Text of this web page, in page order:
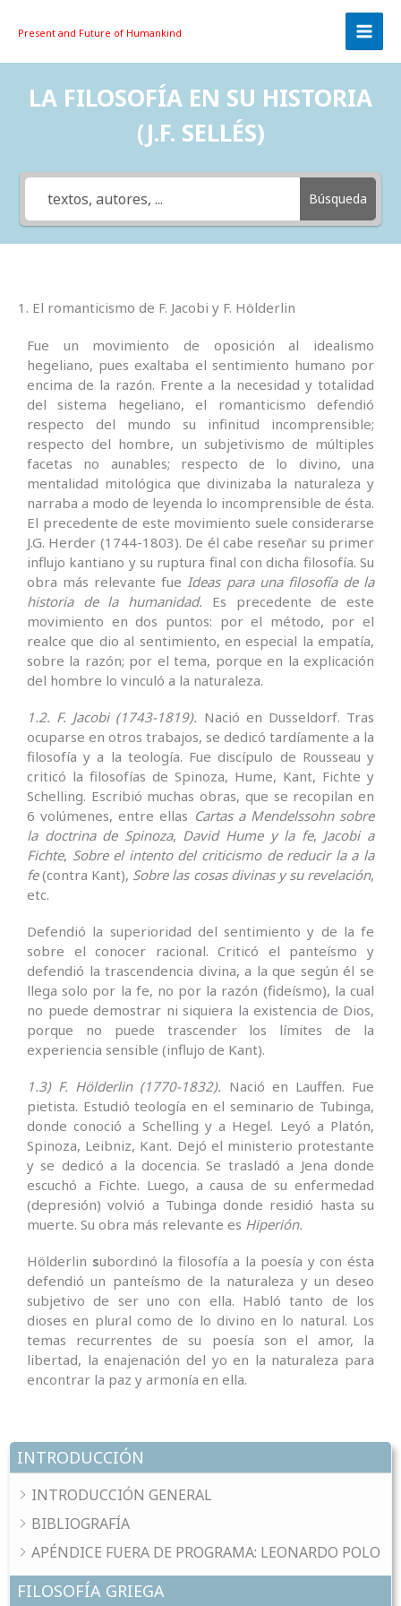
Present and Future of Humankind
LA FILOSOFÍA EN SU HISTORIA
(J.F. SELLÉS)
Búsqueda
INTRODUCCIÓN
INTRODUCCIÓN GENERAL
BIBLIOGRAFÍA
APÉNDICE FUERA DE PROGRAMA: LEONARDO POLO
FILOSOFÍA GRIEGA
1. El romanticismo de F. Jacobi y F. Hölderlin
Fue un movimiento de oposición al idealismo
hegeliano, pues exaltaba el sentimiento humano por
encima de la razón. Frente a la necesidad y totalidad
del sistema hegeliano, el romanticismo defendió
respecto del mundo su infinitud incomprensible;
respecto del hombre, un subjetivismo de múltiples
facetas no aunables; respecto de lo divino, una
mentalidad mitológica que divinizaba la naturaleza y
narraba a modo de leyenda lo incomprensible de ésta.
El precedente de este movimiento suele considerarse
J.G. Herder (1744-1803). De él cabe reseñar su primer
influjo kantiano y su ruptura final con dicha filosofía. Su
obra más relevante fueIdeas para una filosofía de la
historia de la humanidad. Es precedente de este
movimiento en dos puntos: por el método, por el
realce que dio al sentimiento, en especial la empatía,
sobre la razón; por el tema, porque en la explicación
del hombre lo vinculó a la naturaleza.
1.2. F. Jacobi (1743-1819). Nació en Dusseldorf. Tras
ocuparse en otros trabajos, se dedicó tardíamente a la
filosofía y a la teología. Fue discípulo de Rousseau y
criticó la filosofías de Spinoza, Hume, Kant, Fichte y
Schelling. Escribió muchas obras, que se recopilan en
6 volúmenes, entre ellas Cartas a Mendelssohn sobre
la doctrina de Spinoza, David Hume y la fe, Jacobi a
Fichte, Sobre el intento del criticismo de reducir la a la
fe(contra Kant), Sobre las cosas divinas y su revelación,
etc.
Defendió la superioridad del sentimiento y de la fe
sobre el conocer racional. Criticó el panteísmo y
defendió la trascendencia divina, a la que según él se
llega solo por la fe, no por la razón (fideísmo), la cual
no puede demostrar ni siquiera la existencia de Dios,
porque no puede trascender los límites de la
experiencia sensible (influjo de Kant).
1.3) F. Hölderlin (1770-1832). Nació en Lauffen. Fue
pietista. Estudió teología en el seminario de Tubinga,
donde conoció a Schelling y a Hegel. Leyó a Platón,
Spinoza, Leibniz, Kant. Dejó el ministerio protestante
y se dedicó a la docencia. Se trasladó a Jena donde
escuchó a Fichte. Luego, a causa de su enfermedad
(depresión) volvió a Tubinga donde residió hasta su
muerte. Su obra más relevante es Hiperión.
Hölderlin subordinó la filosofía a la poesía y con ésta
defendió un panteísmo de la naturaleza y un deseo
subjetivo de ser uno con ella. Habló tanto de los
dioses en plural como de lo divino en lo natural. Los
temas recurrentes de su poesía son el amor, la
libertad, la enajenación del yo en la naturaleza para
encontrar la paz y armonía en ella.